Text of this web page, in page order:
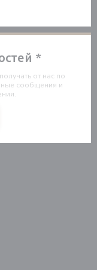
((открывается в
*
от нас по
сообщения и